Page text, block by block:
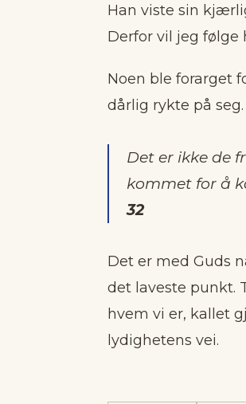
Han viste sin
Derfor vil jeg følge
Noen ble forarget
dårlig rykte på
Det er ikke de
kommet for å
32
Det er med Guds
det laveste punkt.
hvem vi er, kallet
lydighetens vei.